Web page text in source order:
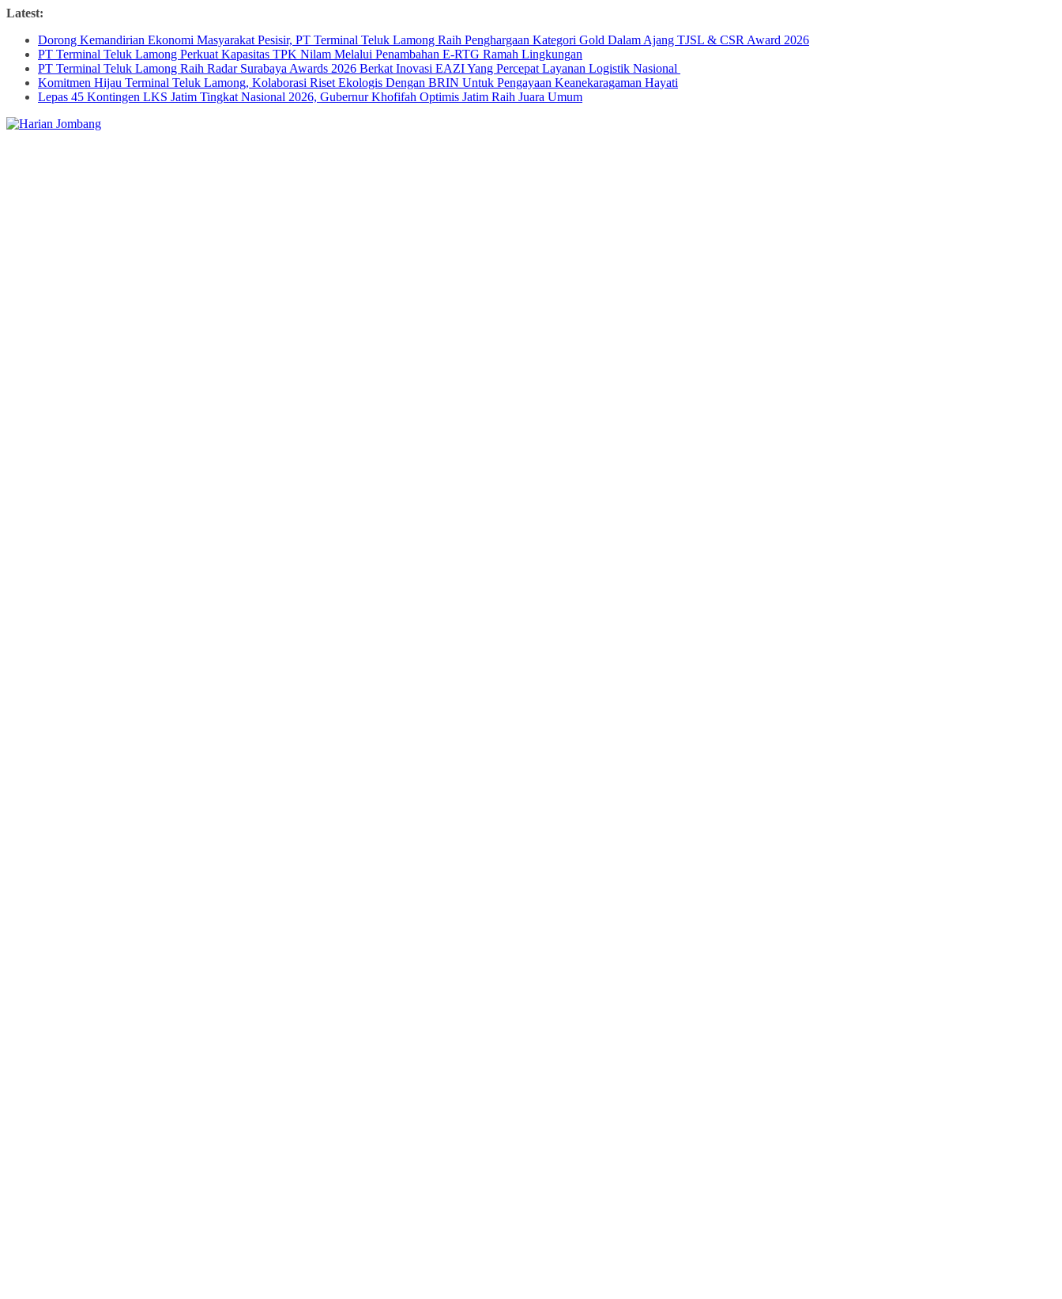
Skip
content
Latest:
Dorong Kemandirian Ekonomi Masyarakat Pesisir, PT Terminal Teluk Lamong Raih Penghargaan Kategori Gold Dalam Ajang TJSL & CSR Award 2026
PT Terminal Teluk Lamong Perkuat Kapasitas TPK Nilam Melalui Penambahan E-RTG Ramah Lingkungan
PT Terminal Teluk Lamong Raih Radar Surabaya Awards 2026 Berkat Inovasi EAZI Yang Percepat Layanan Logistik Nasional
Komitmen Hijau Terminal Teluk Lamong, Kolaborasi Riset Ekologis Dengan BRIN Untuk Pengayaan Keanekaragaman Hayati
Lepas 45 Kontingen LKS Jatim Tingkat Nasional 2026, Gubernur Khofifah Optimis Jatim Raih Juara Umum